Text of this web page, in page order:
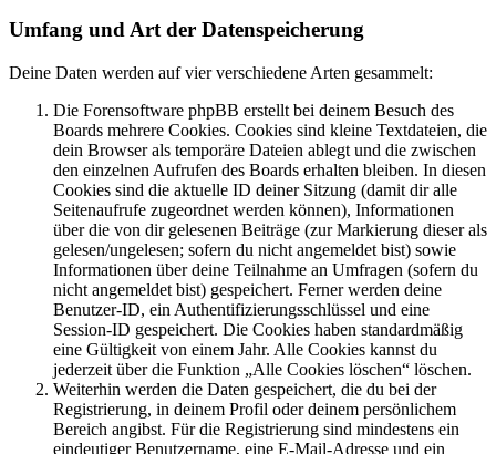
Umfang und Art der Datenspeicherung
Deine Daten werden auf vier verschiedene Arten gesammelt:
Die Forensoftware phpBB erstellt bei deinem Besuch des
Boards mehrere Cookies. Cookies sind kleine Textdateien, die
dein Browser als temporäre Dateien ablegt und die zwischen
den einzelnen Aufrufen des Boards erhalten bleiben. In diesen
Cookies sind die aktuelle ID deiner Sitzung (damit dir alle
Seitenaufrufe zugeordnet werden können), Informationen
über die von dir gelesenen Beiträge (zur Markierung dieser als
gelesen/ungelesen; sofern du nicht angemeldet bist) sowie
Informationen über deine Teilnahme an Umfragen (sofern du
nicht angemeldet bist) gespeichert. Ferner werden deine
Benutzer-ID, ein Authentifizierungsschlüssel und eine
Session-ID gespeichert. Die Cookies haben standardmäßig
eine Gültigkeit von einem Jahr. Alle Cookies kannst du
jederzeit über die Funktion „Alle Cookies löschen“ löschen.
Weiterhin werden die Daten gespeichert, die du bei der
Registrierung, in deinem Profil oder deinem persönlichem
Bereich angibst. Für die Registrierung sind mindestens ein
eindeutiger Benutzername, eine E-Mail-Adresse und ein